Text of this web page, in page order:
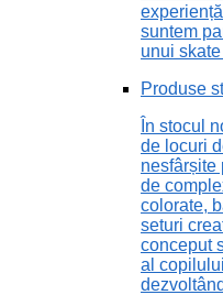
suntem
unui
Produse
În stocul
de locuri
nesfârșite
de
colorate,
seturi
conceput
al